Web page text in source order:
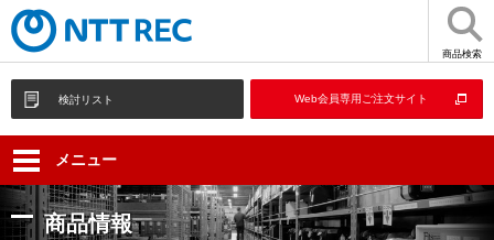
商品検索
検討リスト Web会員専用ご注文サイト
メニュー
商品情報